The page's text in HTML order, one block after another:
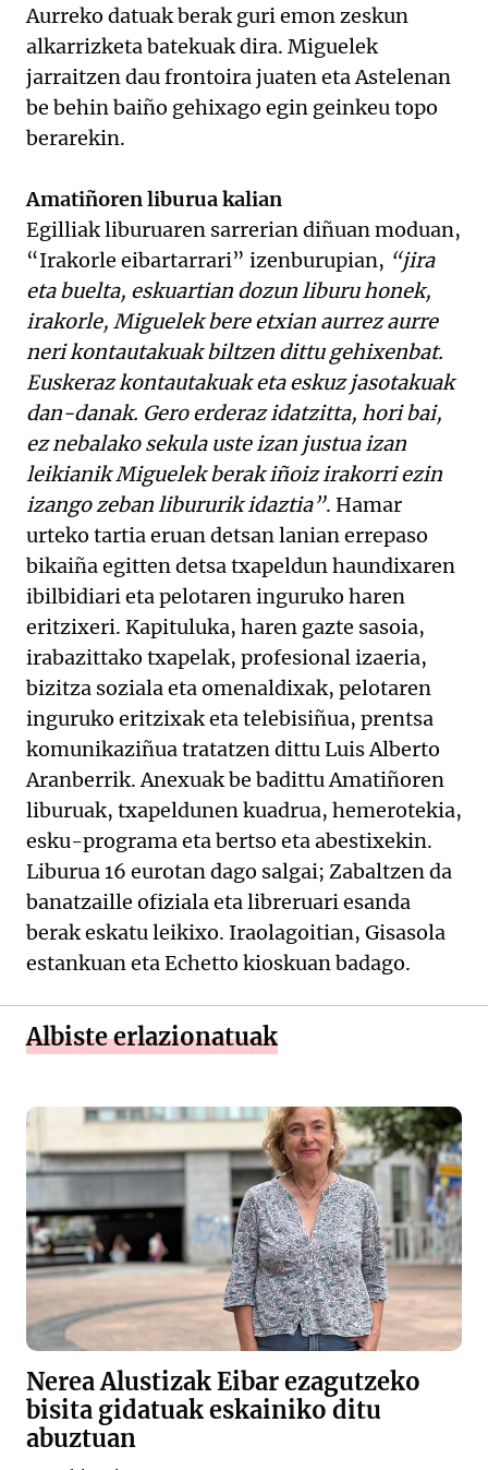
Aurreko datuak berak guri emon zeskun
alkarrizketa batekuak dira. Miguelek
jarraitzen dau frontoira juaten eta Astelenan
be behin baiño gehixago egin geinkeu topo
berarekin.
Amatiñoren liburua kalian
Egilliak liburuaren sarrerian diñuan moduan,
“Irakorle eibartarrari” izenburupian, “jira
eta buelta, eskuartian dozun liburu honek,
irakorle, Miguelek bere etxian aurrez aurre
neri kontautakuak biltzen dittu gehixenbat.
Euskeraz kontautakuak eta eskuz jasotakuak
dan-danak. Gero erderaz idatzitta, hori bai,
ez nebalako sekula uste izan justua izan
leikianik Miguelek berak iñoiz irakorri ezin
izango zeban libururik idaztia”. Hamar
urteko tartia eruan detsan lanian errepaso
bikaiña egitten detsa txapeldun haundixaren
ibilbidiari eta pelotaren inguruko haren
eritzixeri. Kapituluka, haren gazte sasoia,
irabazittako txapelak, profesional izaeria,
bizitza soziala eta omenaldixak, pelotaren
inguruko eritzixak eta telebisiñua, prentsa
komunikaziñua tratatzen dittu Luis Alberto
Aranberrik. Anexuak be badittu Amatiñoren
liburuak, txapeldunen kuadrua, hemerotekia,
esku-programa eta bertso eta abestixekin.
Liburua 16 eurotan dago salgai; Zabaltzen da
banatzaille ofiziala eta libreruari esanda
berak eskatu leikixo. Iraolagoitian, Gisasola
estankuan eta Echetto kioskuan badago.
Albiste erlazionatuak
Nerea Alustizak Eibar ezagutzeko
bisita gidatuak eskainiko ditu
abuztuan